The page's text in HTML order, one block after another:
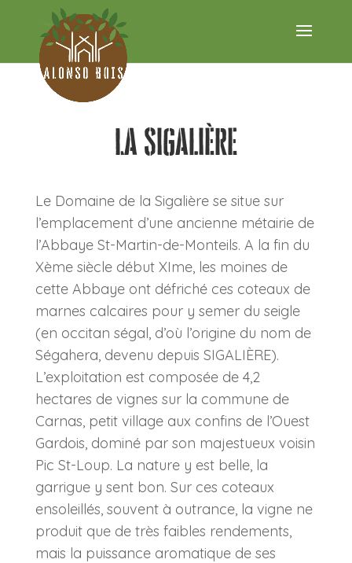
La Sigalière
Le Domaine de la Sigalière se situe sur
l’emplacement d’une ancienne métairie de
l’Abbaye St-Martin-de-Monteils. A la fin du
Xème siècle début XIme, les moines de
cette Abbaye ont défriché ces coteaux de
marnes calcaires pour y semer du seigle
(en occitan ségal, d’où l’origine du nom de
Ségahera, devenu depuis SIGALIÈRE).
L’exploitation est composée de 4,2
hectares de vignes sur la commune de
Carnas, petit village aux confins de l’Ouest
Gardois, dominé par son majestueux voisin
Pic St-Loup. La nature y est belle, la
garrigue y sent bon. Sur ces coteaux
ensoleillés, souvent à outrance, la vigne ne
produit que de très faibles rendements,
mais la puissance aromatique de ses